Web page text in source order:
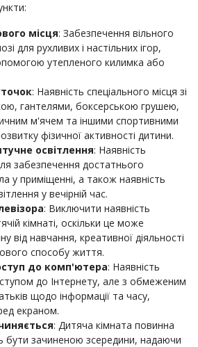
місця: Забезпечення вільного
для рухливих і настільних ігор,
утепленого килимка або
: Наявність спеціального місця зі
гантелями, боксерською грушею,
м'ячем та іншими спортивними
фізичної активності дитини.
освітлення: Наявність
забезпечення достатнього
у приміщенні, а також наявність
у вечірній час.
: Виключити наявність
кімнаті, оскільки це може
від навчання, креативної діяльності
способу життя.
до комп'ютера: Наявність
до Інтернету, але з обмеженим
щодо інформації та часу,
екраном.
: Дитяча кімната повинна
бути зачиненою зсередини, надаючи